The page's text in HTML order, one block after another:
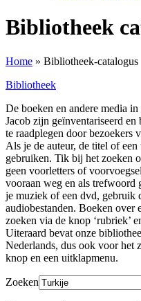
Bibliotheek
Home » Bibliotheek-catalogus
Bibliotheek
De boeken en andere media
Jacob zijn geïnventariseerd en
te raadplegen door bezoekers
Als je de auteur, de titel of
gebruiken. Tik bij het zoeken
geen voorletters of
vooraan weg en als trefwoord
je muziek of een dvd, gebruik
audiobestanden. Boeken over
zoeken via de knop ‘rubriek’
Uiteraard bevat onze
Nederlands, dus ook voor het
knop en een uitklapmenu.
Zoeken